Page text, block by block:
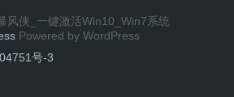
风侠_一键激活Win10_Win7系统
Powered by WordPress
号-3